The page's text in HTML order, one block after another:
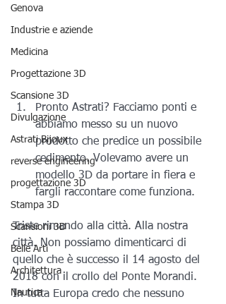
Genova
Industrie e aziende
Medicina
Progettazione 3D
Scansione 3D
Divulgazione
Astrati Bijoux
reverse engineering
progettazione 3D
Stampa 3D
Scansioni 3D
Belle Arti
Architettura
Nautica
Pronto Astrati? Facciamo ponti e
abbiamo messo su un nuovo
prodotto che predice un possibile
cedimento. Volevamo avere un
modello 3D da portare in fiera e
fargli raccontare come funziona.
Triste rimando alla città. Alla nostra
città. Non possiamo dimenticarci di
quello che è successo il 14 agosto del
2018 con il crollo del Ponte Morandi.
In tutta Europa credo che nessuno